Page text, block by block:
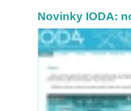
Novinky IODA: